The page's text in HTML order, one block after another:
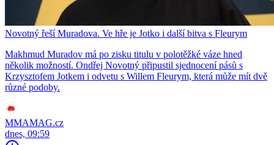
Novotný řeší Muradova. Ve hře je Jotko i další bitva s Fleurym
Makhmud Muradov má po zisku titulu v polotěžké váze hned
několik možností. Ondřej Novotný připustil sjednocení pásů s
Krzysztofem Jotkem i odvetu s Willem Fleurym, která může mít dvě
různé podoby.
MMAMAG.cz
dnes, 09:59